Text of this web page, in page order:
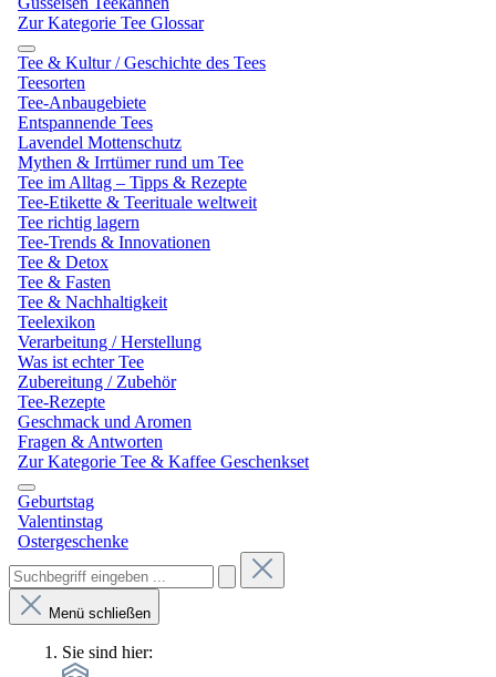
Zur Kategorie Tee Glossar
Tee & Kultur / Geschichte des Tees
Teesorten
Tee-Anbaugebiete
Entspannende Tees
Lavendel Mottenschutz
Mythen & Irrtümer rund um Tee
Tee im Alltag – Tipps & Rezepte
Tee-Etikette & Teerituale weltweit
Tee richtig lagern
Tee-Trends & Innovationen
Tee & Detox
Tee & Fasten
Tee & Nachhaltigkeit
Teelexikon
Verarbeitung / Herstellung
Was ist echter Tee
Zubereitung / Zubehör
Tee-Rezepte
Geschmack und Aromen
Fragen & Antworten
Zur Kategorie Tee & Kaffee Geschenkset
Geburtstag
Valentinstag
Ostergeschenke
Menü schließen
Sie sind hier: